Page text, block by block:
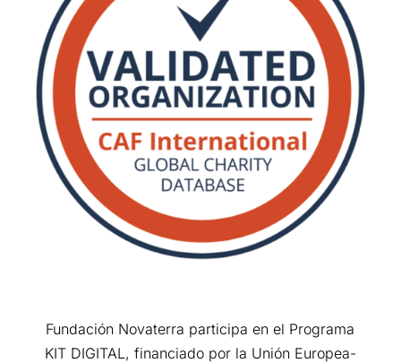
Fundación Novaterra participa en el Programa
KIT DIGITAL, financiado por la Unión Europea-